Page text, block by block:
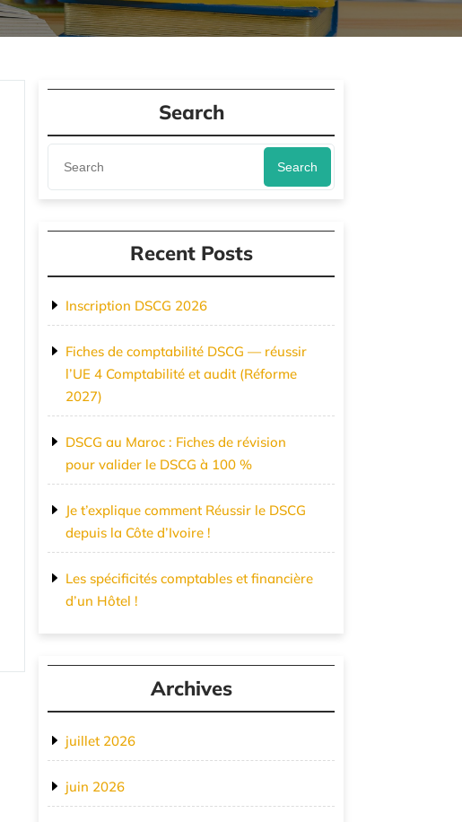
Search
Search
Recent Posts
Inscription DSCG 2026
Fiches de comptabilité DSCG — réussir
l’UE 4 Comptabilité et audit (Réforme
2027)
DSCG au Maroc : Fiches de révision
pour valider le DSCG à 100 %
Je t’explique comment Réussir le DSCG
depuis la Côte d’Ivoire !
Les spécificités comptables et financière
d’un Hôtel !
Archives
juillet 2026
juin 2026